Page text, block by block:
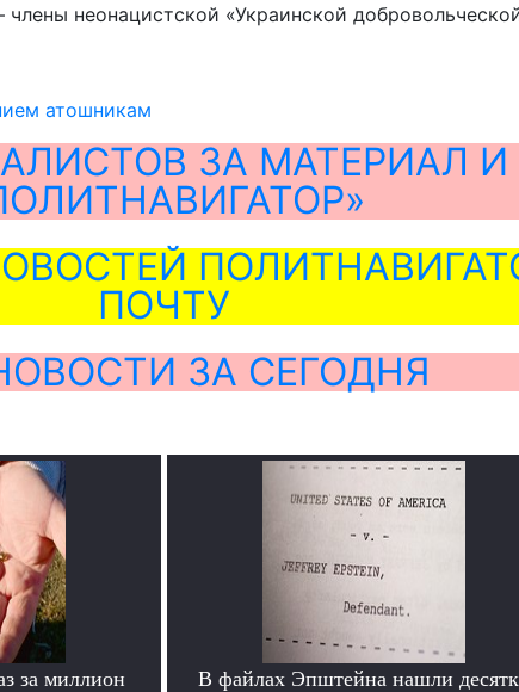
неонацистской «Украинской
атошникам
ЗА МАТЕРИАЛ
ПОЧТУ
ЗА СЕГОДНЯ
за миллион
В файлах Эпштейна нашли